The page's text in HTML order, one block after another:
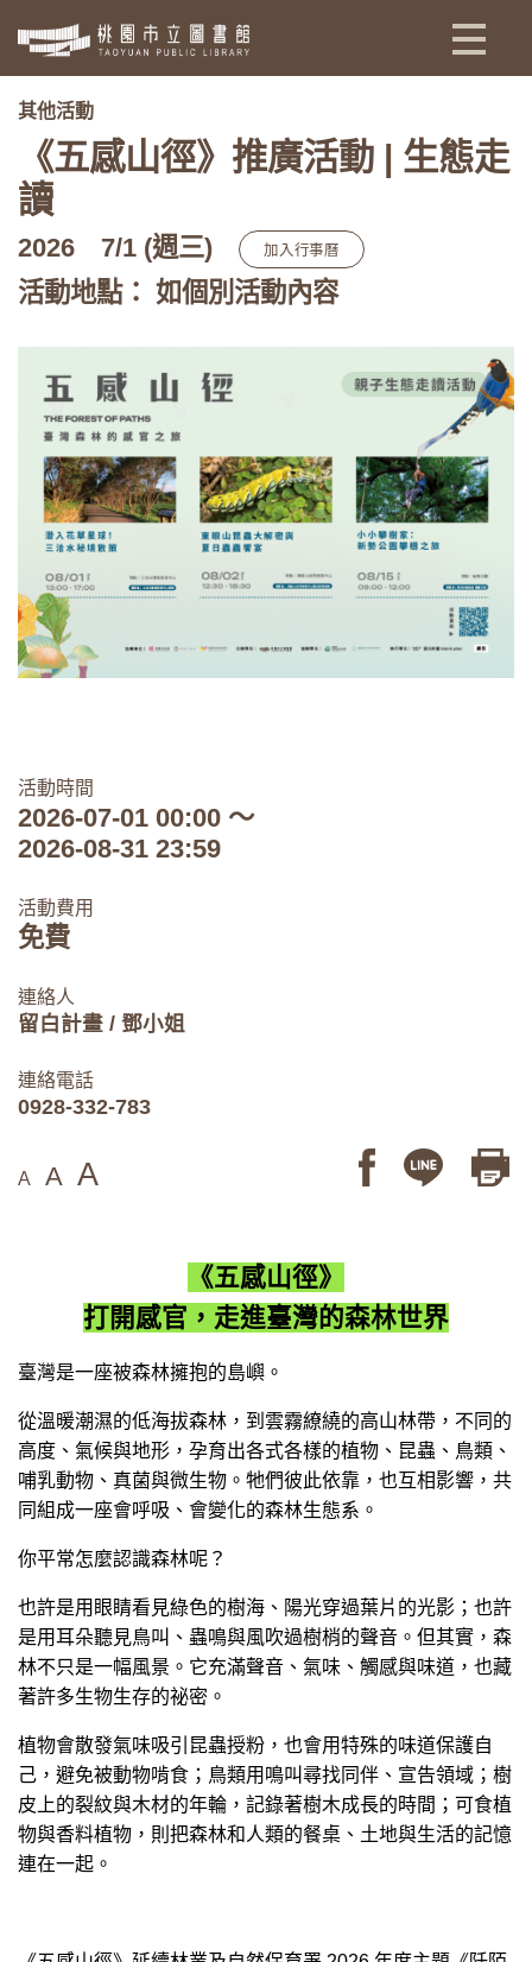
:::
其他活動
《五感山徑》推廣活動 | 生態走
讀
2026 7/1 (週三) 加入行事曆
活動地點： 如個別活動內容
活動時間
2026-07-01 00:00 ～
2026-08-31 23:59
活動費用
免費
連絡人
留白計畫 / 鄧小姐
連絡電話
0928-332-783
A A A
《五感山徑》
打開感官，走進臺灣的森林世界
臺灣是一座被森林擁抱的島嶼。
從溫暖潮濕的低海拔森林，到雲霧繚繞的高山林帶，不同的
高度、氣候與地形，孕育出各式各樣的植物、昆蟲、鳥類、
哺乳動物、真菌與微生物。牠們彼此依靠，也互相影響，共
同組成一座會呼吸、會變化的森林生態系。
你平常怎麼認識森林呢？
也許是用眼睛看見綠色的樹海、陽光穿過葉片的光影；也許
是用耳朵聽見鳥叫、蟲鳴與風吹過樹梢的聲音。但其實，森
林不只是一幅風景。它充滿聲音、氣味、觸感與味道，也藏
著許多生物生存的祕密。
植物會散發氣味吸引昆蟲授粉，也會用特殊的味道保護自
己，避免被動物啃食；鳥類用鳴叫尋找同伴、宣告領域；樹
皮上的裂紋與木材的年輪，記錄著樹木成長的時間；可食植
物與香料植物，則把森林和人類的餐桌、土地與生活的記憶
連在一起。